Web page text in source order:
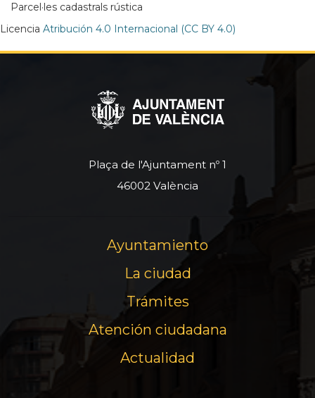
Parcel·les cadastrals rústica
Licencia Atribución 4.0 Internacional (CC BY 4.0)
Plaça de l'Ajuntament nº 1
46002 València
Ayuntamiento
La ciudad
Trámites
Atención ciudadana
Actualidad